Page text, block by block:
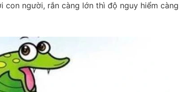
con người, rắn càng lớn thì độ nguy hiểm càng